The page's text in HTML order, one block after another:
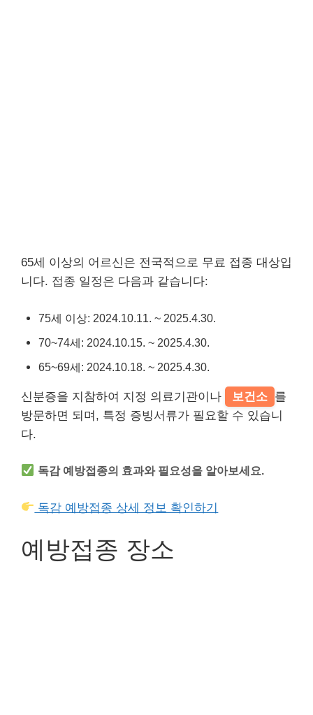
65세 이상의 어르신은 전국적으로 무료 접종 대상입
니다. 접종 일정은 다음과 같습니다:
75세 이상: 2024.10.11. ~ 2025.4.30.
70~74세: 2024.10.15. ~ 2025.4.30.
65~69세: 2024.10.18. ~ 2025.4.30.
신분증을 지참하여 지정 의료기관이나 보건소 를
방문하면 되며, 특정 증빙서류가 필요할 수 있습니
다.
독감 예방접종의 효과와 필요성을 알아보세요.
독감 예방접종 상세 정보 확인하기
예방접종 장소